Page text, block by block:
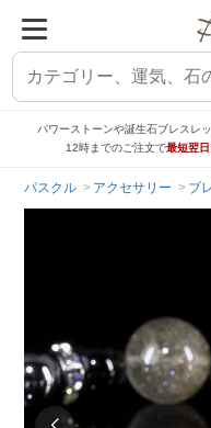
パワーストーンや誕生石ブレスレ
12時までのご注文で最短翌
パスクル アクセサリー ブ